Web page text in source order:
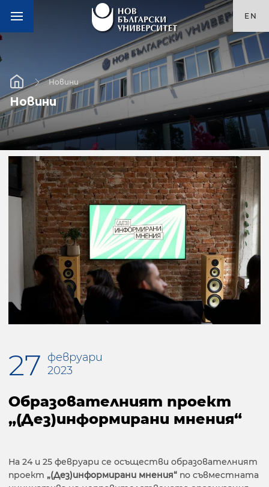
EN
Новини
Новини
27 февруари
2023
Образователният проект
„(Дез)информирани мнения“
На 24 и 25 февруари се осъществи образователният
проект „(Дез)информирани мнения“ по съвместната